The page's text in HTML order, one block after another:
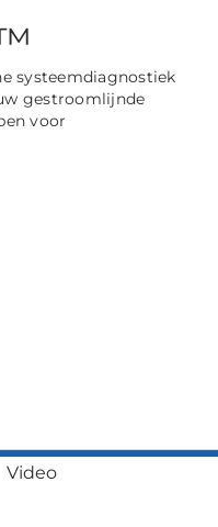
systeemdiagnostiek
gestroomlijnde
voor
Video